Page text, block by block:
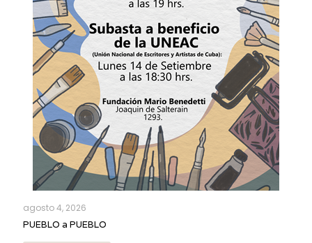
agosto 4, 2026
PUEBLO a PUEBLO